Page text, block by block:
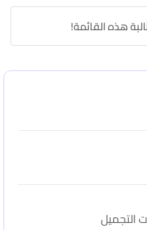
هذه القائمة!
التجميل